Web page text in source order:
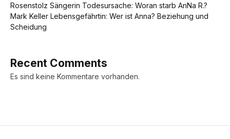
Rosenstolz Sängerin Todesursache: Woran starb AnNa R.?
Mark Keller Lebensgefährtin: Wer ist Anna? Beziehung und
Scheidung
Recent Comments
Es sind keine Kommentare vorhanden.